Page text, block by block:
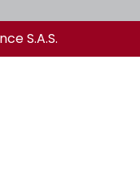
S.A.S.